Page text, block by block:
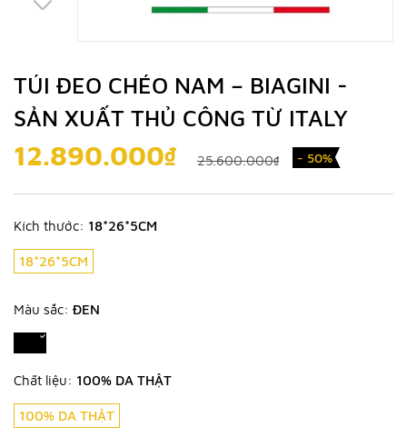
TÚI ĐEO CHÉO NAM – BIAGINI -
SẢN XUẤT THỦ CÔNG TỪ ITALY
12.890.000₫ 25.600.000₫ - 50%
Kích thước: 18*26*5CM
18*26*5CM
Màu sắc: ĐEN
Chất liệu: 100% DA THẬT
100% DA THẬT